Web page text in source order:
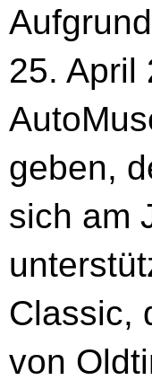
25. April
geben,
sich am
Classic,
von